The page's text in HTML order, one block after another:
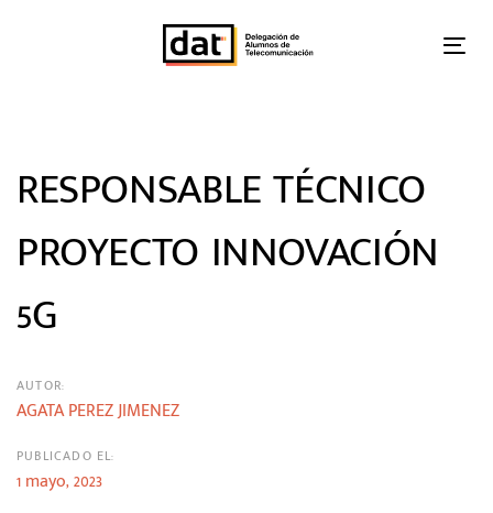
content
RESPONSABLE TÉCNICO
PROYECTO INNOVACIÓN
5G
AUTOR:
AGATA PEREZ JIMENEZ
PUBLICADO EL:
1 mayo, 2023
navigation